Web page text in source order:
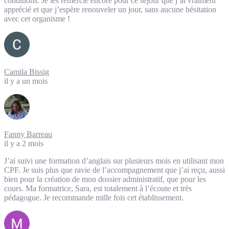
apprécié et que j’espère renouveler un jour, sans aucune hésitation
avec cet organisme !
Camila Bissig
il y a un mois
Fanny Barreau
il y a 2 mois
J’ai suivi une formation d’anglais sur plusieurs mois en utilisant mon
CPF. Je suis plus que ravie de l’accompagnement que j’ai reçu, aussi
bien pour la création de mon dossier administratif, que pour les
cours. Ma formatrice, Sara, est totalement à l’écoute et très
pédagogue. Je recommande mille fois cet établissement.